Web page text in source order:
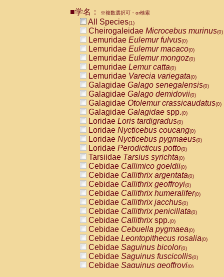
■学名： ※複数選択可・or検索
All Species(1)
Cheirogaleidae Microcebus murinus(0)
Lemuridae Eulemur fulvus(0)
Lemuridae Eulemur macaco(0)
Lemuridae Eulemur mongoz(0)
Lemuridae Lemur catta(0)
Lemuridae Varecia variegata(0)
Galagidae Galago senegalensis(0)
Galagidae Galago demidovii(0)
Galagidae Otolemur crassicaudatus(0)
Galagidae Galagidae spp.(0)
Loridae Loris tardigradus(0)
Loridae Nycticebus coucang(0)
Loridae Nycticebus pygmaeus(0)
Loridae Perodicticus potto(0)
Tarsiidae Tarsius syrichta(0)
Cebidae Callimico goeldii(0)
Cebidae Callithrix argentata(0)
Cebidae Callithrix geoffroyi(0)
Cebidae Callithrix humeralifer(0)
Cebidae Callithrix jacchus(0)
Cebidae Callithrix penicillata(0)
Cebidae Callithrixspp.(0)
Cebidae Cebuella pygmaea(0)
Cebidae Leontopithecus rosalia(0)
Cebidae Saguinus bicolor(0)
Cebidae Saguinus fuscicollis(0)
Cebidae Saguinus geoffroyi(0)